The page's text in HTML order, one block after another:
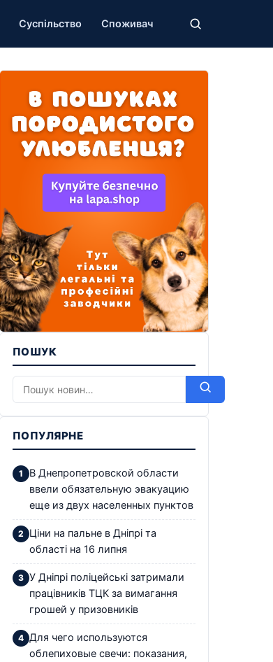
Суспільство Споживач
ПОШУК
ПОПУЛЯРНЕ
В Днепропетровской области
ввели обязательную эвакуацию
еще из двух населенных пунктов
Ціни на пальне в Дніпрі та
області на 16 липня
У Дніпрі поліцейські затримали
працівників ТЦК за вимагання
грошей у призовників
Для чего используются
облепиховые свечи: показания,